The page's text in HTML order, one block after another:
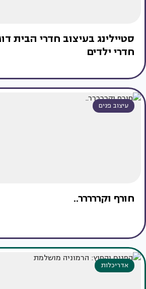
סטיילינג בעיצוב חדרי הבית
חדרי ילדים
עיצוב פנים
חורף וקררררר..
אדריכלות